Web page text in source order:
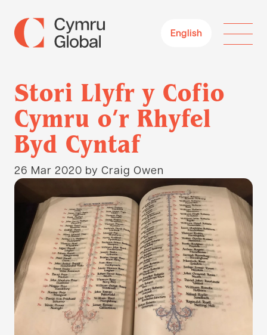
English
Stori Llyfr y Cofio
Cymru o’r Rhyfel
Byd Cyntaf
26 Mar 2020 by Craig Owen